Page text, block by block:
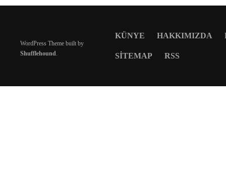
WordPress Theme built by
Shufflehound
KÜNYE HAKKIMIZDA
SITEMAP RSS